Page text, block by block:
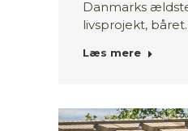
Danmarks
livsprojekt,
Læs mere